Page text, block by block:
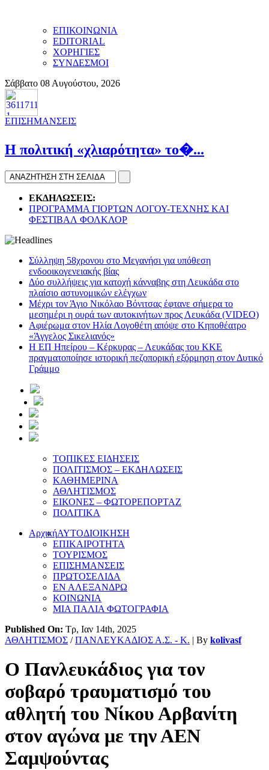
ΕΠΙΚΟΙΝΩΝΙΑ
EDITORIAL
ΧΟΡΗΓΙΕΣ
ΣΥΝΔΕΣΜΟΙ
Σάββατο 08 Αυγούστου, 2026
ΕΠΙΣΗΜΑΝΣΕΙΣ
H πολιτική «χλιαρότητα» το�...
ΕΚΔΗΛΩΣΕΙΣ:
ΠΡΟΓΡΑΜΜΑ ΓΙΟΡΤΩΝ ΛΟΓΟΥ-ΤΕΧΝΗΣ ΚΑΙ
ΦΕΣΤΙΒΑΛ ΦΟΛΚΛΟΡ
Σύλληψη 58χρονου στο Μεγανήσι για υπόθεση
ενδοοικογενειακής βίας
Δύο συλλήψεις για κατοχή κάνναβης στη Λευκάδα στο
πλαίσιο αστυνομικών ελέγχων
Mέχρι τον Άγιο Νικόλαο Βόνιτσας έφτανε σήμερα το
μεσημέρι η ουρά των αυτοκινήτων προς Λευκάδα (VIDEO)
Αφιέρωμα στον Ηλία Λογοθέτη απόψε στο Κηποθέατρο
«Άγγελος Σικελιανός»
Η ΕΠ Ηπείρου – Κέρκυρας – Λευκάδας του ΚΚΕ
πραγματοποίησε ιστορική πεζοπορική εξόρμηση στον Δυτικό
Γράμμο
ΤΟΠΙΚΕΣ ΕΙΔΗΣΕΙΣ
ΠΟΛΙΤΙΣΜΟΣ – ΕΚΔΗΛΩΣΕΙΣ
ΚΑΘΗΜΕΡΙΝΑ
ΑΘΛΗΤΙΣΜΟΣ
ΕΙΚΟΝΕΣ – ΦΩΤΟΡΕΠΟΡΤΑΖ
ΠΟΛΙΤΙΚΑ
ΑρχικήΑΥΤΟΔΙΟΙΚΗΣΗ
ΕΠΙΚΑΙΡΟΤΗΤΑ
ΤΟΥΡΙΣΜΟΣ
ΕΠΙΣΗΜΑΝΣΕΙΣ
ΠΡΩΤΟΣΕΛΙΔΑ
ΕΝ ΑΛΕΞΑΝΔΡΩ
ΚΟΙΝΩΝΙΑ
ΜΙΑ ΠΑΛΙΑ ΦΩΤΟΓΡΑΦΙΑ
Published On: Τρ, Ιαν 14th, 2025
ΑΘΛΗΤΙΣΜΟΣ /ΠΑΝΛΕΥΚΑΔΙΟΣ Α.Σ. - Κ. | By kolivasf
Ο Πανλευκάδιος για τον
σοβαρό τραυματισμό του
αθλητή του Νίκου Αρβανίτη
στον αγώνα με την ΑΕΝ
Σαμψούντας